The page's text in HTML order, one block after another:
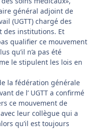
général adjoint de
(UGTT) chargé des
des institutions. Et
qualifier ce mouvement
qu’il n’a pas été
le stipulent les lois en
la fédération générale
de l’ UGTT a confirmé
ce mouvement de
leur collègue qui a
qu’il est toujours